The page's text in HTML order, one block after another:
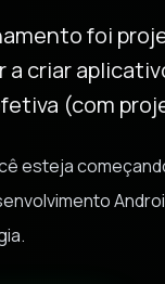
foi
a criar
(com
esteja